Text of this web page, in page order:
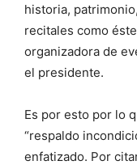
historia,
recitales como
organizadora de
el presidente.
Es por esto por lo
“respaldo
enfatizado. Por